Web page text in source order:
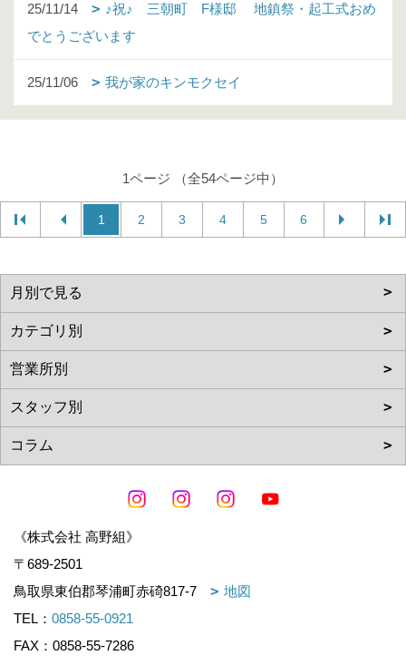
25/11/14
♪祝♪ 三朝町 F様邸 地鎮祭・起工式おめ
でとうございます
25/11/06 我が家のキンモクセイ
1ページ （全54ページ中）
1 2 3 4 5 6
《株式会社 高野組》
〒689-2501
鳥取県東伯郡琴浦町赤碕817-7
地図
TEL： 0858-55-0921
FAX：0858-55-7286